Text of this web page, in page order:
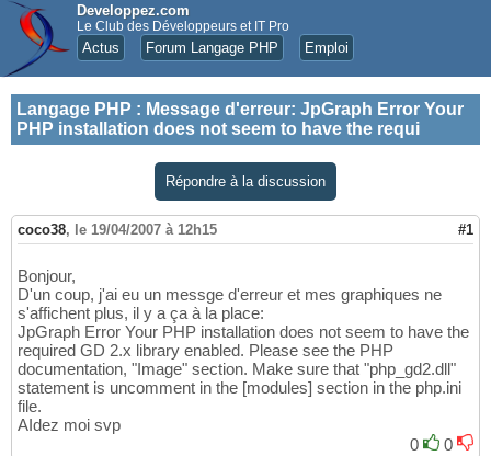
Developpez.com
Le Club des Développeurs et IT Pro
Actus Forum Langage PHP Emploi
Langage PHP : Message d'erreur: JpGraph Error Your
PHP installation does not seem to have the requi
Répondre à la discussion
coco38, le 19/04/2007 à 12h15 #1
Bonjour,
D'un coup, j'ai eu un messge d'erreur et mes graphiques ne
s'affichent plus, il y a ça à la place:
JpGraph Error Your PHP installation does not seem to have the
required GD 2.x library enabled. Please see the PHP
documentation, "Image" section. Make sure that "php_gd2.dll"
statement is uncomment in the [modules] section in the php.ini
file.
AIdez moi svp
0
0